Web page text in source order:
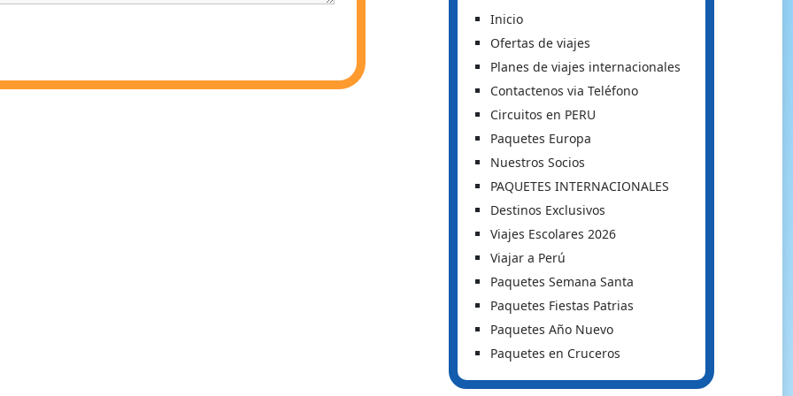
Inicio
Ofertas de viajes
Planes de viajes internacionales
Contactenos via Teléfono
Circuitos en PERU
Paquetes Europa
Nuestros Socios
PAQUETES INTERNACIONALES
Destinos Exclusivos
Viajes Escolares 2026
Viajar a Perú
Paquetes Semana Santa
Paquetes Fiestas Patrias
Paquetes Año Nuevo
Paquetes en Cruceros